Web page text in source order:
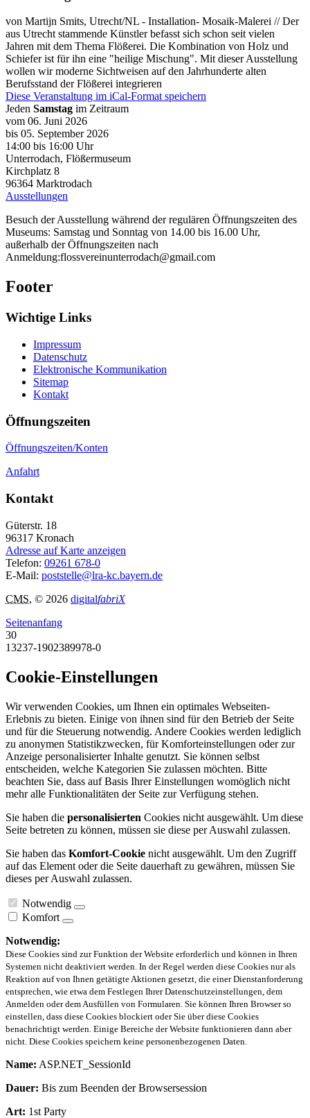
von Martijn Smits, Utrecht/NL - Installation- Mosaik-Malerei // Der
aus Utrecht stammende Künstler befasst sich schon seit vielen
Jahren mit dem Thema Flößerei. Die Kombination von Holz und
Schiefer ist für ihn eine "heilige Mischung". Mit dieser Ausstellung
wollen wir moderne Sichtweisen auf den Jahrhunderte alten
Berufsstand der Flößerei integrieren
Diese Veranstaltung im iCal-Format speichern
Jeden Samstag im Zeitraum
vom 06. Juni 2026
bis 05. September 2026
14:00 bis 16:00 Uhr
Unterrodach, Flößermuseum
Kirchplatz 8
96364 Marktrodach
Ausstellungen
Besuch der Ausstellung während der regulären Öffnungszeiten des
Museums: Samstag und Sonntag von 14.00 bis 16.00 Uhr,
außerhalb der Öffnungszeiten nach
Anmeldung:flossvereinunterrodach@gmail.com
Footer
Wichtige Links
Impressum
Datenschutz
Elektronische Kommunikation
Sitemap
Kontakt
Öffnungszeiten
Öffnungszeiten/Konten
Anfahrt
Kontakt
Güterstr. 18
96317 Kronach
Adresse auf Karte anzeigen
Telefon: 09261 678-0
E-Mail: poststelle@lra-kc.bayern.de
CMS, © 2026 digitalfabriX
Seitenanfang
30
13237-1902389978-0
Cookie-Einstellungen
Wir verwenden Cookies, um Ihnen ein optimales Webseiten-
Erlebnis zu bieten. Einige von ihnen sind für den Betrieb der Seite
und für die Steuerung notwendig. Andere Cookies werden lediglich
zu anonymen Statistikzwecken, für Komforteinstellungen oder zur
Anzeige personalisierter Inhalte genutzt. Sie können selbst
entscheiden, welche Kategorien Sie zulassen möchten. Bitte
beachten Sie, dass auf Basis Ihrer Einstellungen womöglich nicht
mehr alle Funktionalitäten der Seite zur Verfügung stehen.
Sie haben die personalisierten Cookies nicht ausgewählt. Um diese
Seite betreten zu können, müssen sie diese per Auswahl zulassen.
Sie haben das Komfort-Cookie nicht ausgewählt. Um den Zugriff
auf das Element oder die Seite dauerhaft zu gewähren, müssen Sie
dieses per Auswahl zulassen.
Notwendig
Komfort
Notwendig:
Diese Cookies sind zur Funktion der Website erforderlich und können in Ihren
Systemen nicht deaktiviert werden. In der Regel werden diese Cookies nur als
Reaktion auf von Ihnen getätigte Aktionen gesetzt, die einer Dienstanforderung
entsprechen, wie etwa dem Festlegen Ihrer Datenschutzeinstellungen, dem
Anmelden oder dem Ausfüllen von Formularen. Sie können Ihren Browser so
einstellen, dass diese Cookies blockiert oder Sie über diese Cookies
benachrichtigt werden. Einige Bereiche der Website funktionieren dann aber
nicht. Diese Cookies speichern keine personenbezogenen Daten.
Name: ASP.NET_SessionId
Dauer: Bis zum Beenden der Browsersession
Art: 1st Party